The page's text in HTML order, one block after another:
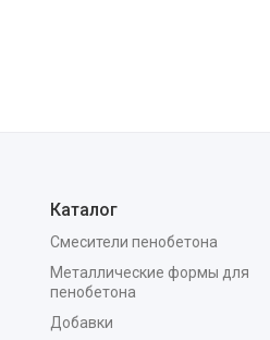
Каталог
Смесители пенобетона
Металлические формы для
пенобетона
Добавки